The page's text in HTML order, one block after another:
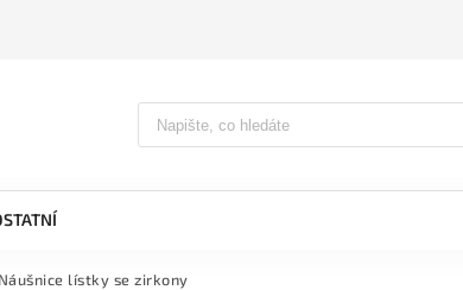
Náušnice lístky se zirkony